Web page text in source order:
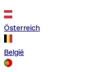
Österreich
België